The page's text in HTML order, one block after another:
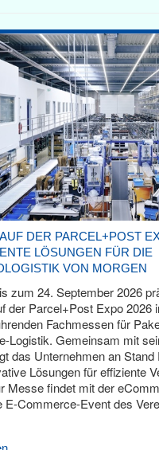
DER PARCEL+POST
LÖSUNGEN FÜR DIE
VON MORGEN
zum 24. September 2026
der Parcel+Post Expo 2026
Fachmessen für
Logistik. Gemeinsam mit
das Unternehmen an
Lösungen für effiziente
Messe findet mit der
E-Commerce-Event des